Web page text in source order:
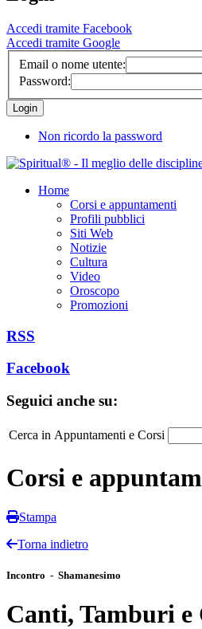
Accedi tramite Facebook
Accedi tramite Google
Email o nome utente:
Password:
Non ricordo la password
Home
Corsi e appuntamenti
Profili pubblici
Siti Web
Notizie
Cultura
Video
Oroscopo
Promozioni
RSS
Facebook
Seguici anche su:
Cerca in Appuntamenti e Corsi
Corsi e
Stampa
Torna indietro
Incontro - Shamanesimo
Canti, Tamburi e